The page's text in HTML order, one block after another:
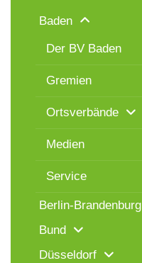
Baden
Der BV Baden
Gremien
Ortsverbände
Medien
Service
Berlin-Brandenburg
Bund
Düsseldorf